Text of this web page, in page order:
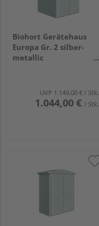
Biohort Gerätehaus
Europa Gr. 2 silber-
metallic
UVP 1.149,00 €/ Stk.
1.044,00 € / Stk.